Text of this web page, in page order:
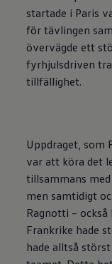
startade i Paris
för tävlingen
övervägde ett
fyrhjulsdriven
tillfällighet.
Uppdraget, som
var att köra det
tillsammans
men samtidigt
Ragnotti –
Frankrike hade
hade alltså